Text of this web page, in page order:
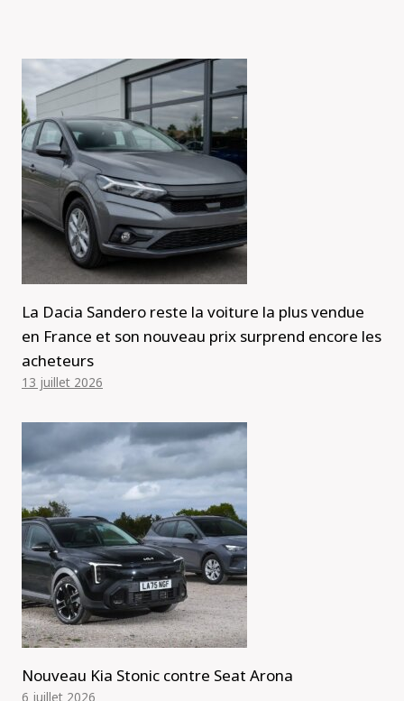
La Dacia Sandero reste la voiture la plus vendue
en France et son nouveau prix surprend encore les
acheteurs
13 juillet 2026
Nouveau Kia Stonic contre Seat Arona
6 juillet 2026